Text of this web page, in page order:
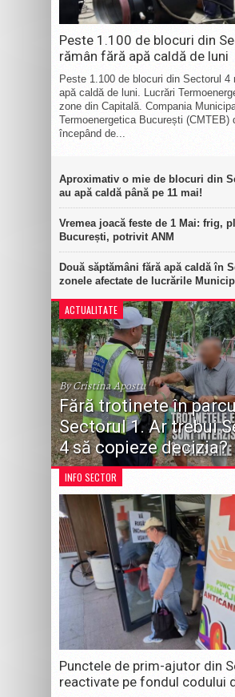
Peste 1.100 de blocuri din
rămân fără apă caldă de luni
Peste 1.100 de blocuri din Sectorul 4
apă caldă de luni. Lucrări
zone din Capitală. Compania
Termoenergetica București (CMTEB)
începând de...
Aproximativ o mie de blocuri din
au apă caldă până pe 11 mai!
Vremea joacă feste de 1 Mai: frig,
București, potrivit ANM
Două săptămâni fără apă caldă în
zonele afectate de lucrările
ACTUALITATE
By Cristina Apostu
Fără trotinete în
Sectorul 1. Ar trebui
4 să copieze decizia?
INFO SECTOR
Punctele de prim-ajutor din
reactivate pe fondul codului